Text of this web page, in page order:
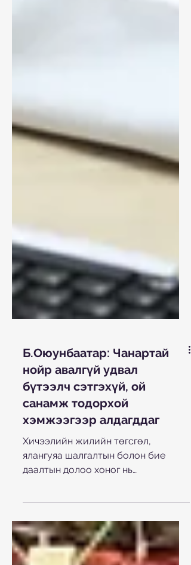
Б.Оюунбаатар: Чанартай
нойр авалгүй удвал
бүтээлч сэтгэхүй, ой
санамж тодорхой
хэмжээгээр алдагддаг
ялангуяа шалгалтын болон бие
оюутнуудын хувьд хамгийн өндөр
ачаалалтай, сэтгэлзүйн болон...